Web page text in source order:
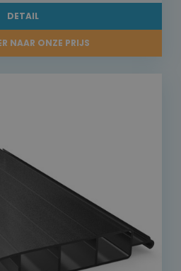
DETAIL
NAAR ONZE PRIJS